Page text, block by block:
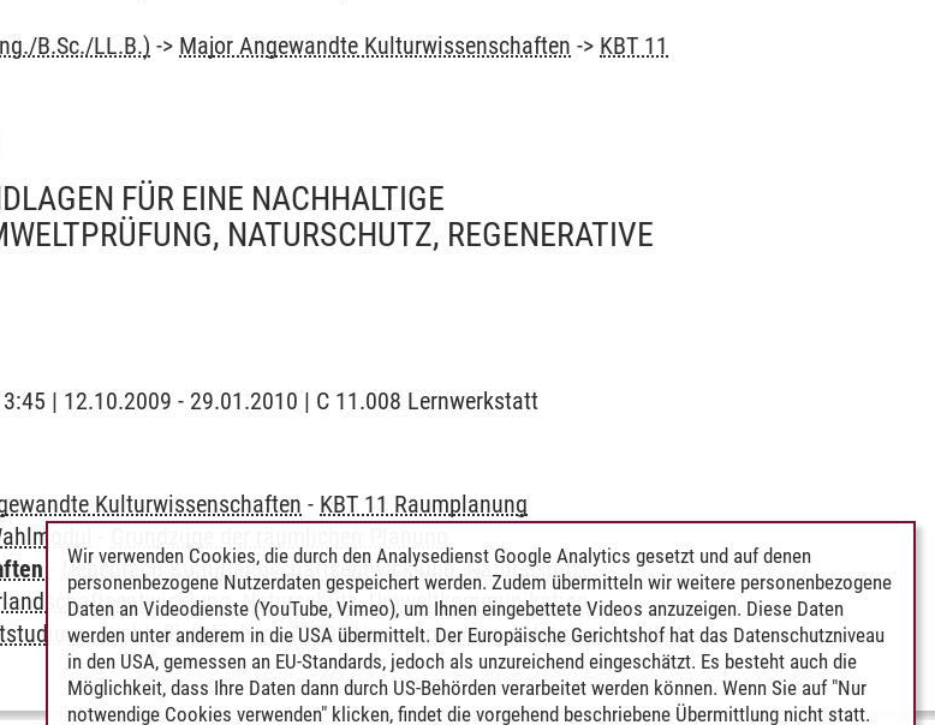
B.Sc./LL.B.) -> Major Angewandte Kulturwissenschaften -> KBT 11
FÜR EINE NACHHALTIGE
NATURSCHUTZ, REGENERATIVE
| 12.10.2009 - 29.01.2010 | C 11.008 Lernwerkstatt
Kulturwissenschaften - KBT 11 Raumplanung
Nebenfach Kulturlandschaftsentwicklung, Naturschutz,
Naturschutz, Umweltkommunikation
- Wahlpflichtfächer-77500 Umweltplanung / Naturschutz (W4)
Wir verwenden Cookies, die durch den Analysedienst Google Analytics gesetzt und auf denen
personenbezogene Nutzerdaten gespeichert werden. Zudem übermitteln wir weitere personenbezogene
Daten an Videodienste (YouTube, Vimeo), um Ihnen eingebettete Videos anzuzeigen. Diese Daten
werden unter anderem in die USA übermittelt. Der Europäische Gerichtshof hat das Datenschutzniveau
in den USA, gemessen an EU-Standards, jedoch als unzureichend eingeschätzt. Es besteht auch die
Möglichkeit, dass Ihre Daten dann durch US-Behörden verarbeitet werden können. Wenn Sie auf "Nur
notwendige Cookies verwenden" klicken, findet die vorgehend beschriebene Übermittlung nicht statt.